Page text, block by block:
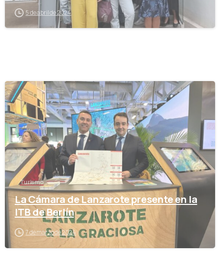
5 de abril de 2024
Turismo
La Cámara de Lanzarote presente en la
ITB de Berlín
7 de marzo de 2024